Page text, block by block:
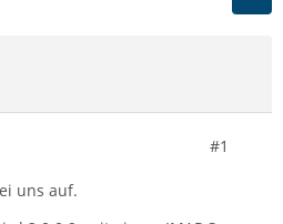
#1
uns auf.